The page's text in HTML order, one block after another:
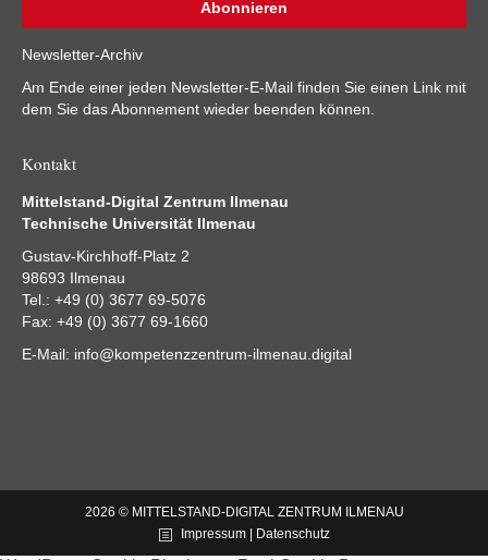
Newsletter-Archiv
Am Ende einer jeden Newsletter-E-Mail finden Sie einen Link mit
dem Sie das Abonnement wieder beenden können.
Kontakt
Mittelstand-Digital Zentrum Ilmenau
Technische Universität Ilmenau
Gustav-Kirchhoff-Platz 2
98693 Ilmenau
Tel.: +49 (0) 3677 69-5076
Fax: +49 (0) 3677 69-1660
E-Mail: info@kompetenzzentrum-ilmenau.digital
2026 © MITTELSTAND-DIGITAL ZENTRUM ILMENAU
Impressum | Datenschutz